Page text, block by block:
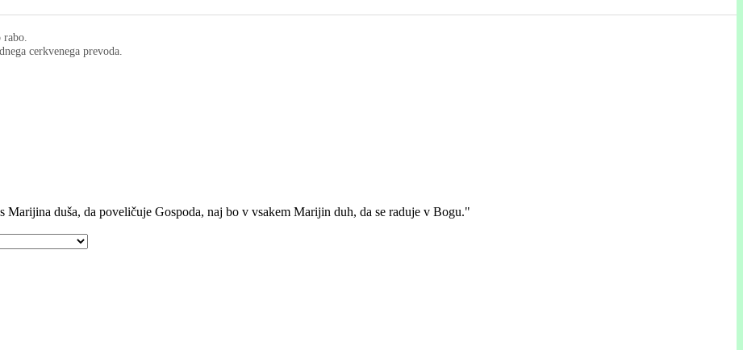
cerkvenega prevoda.
Marijina duša, da poveličuje Gospoda, naj bo v vsakem Marijin duh, da se raduje v Bogu."